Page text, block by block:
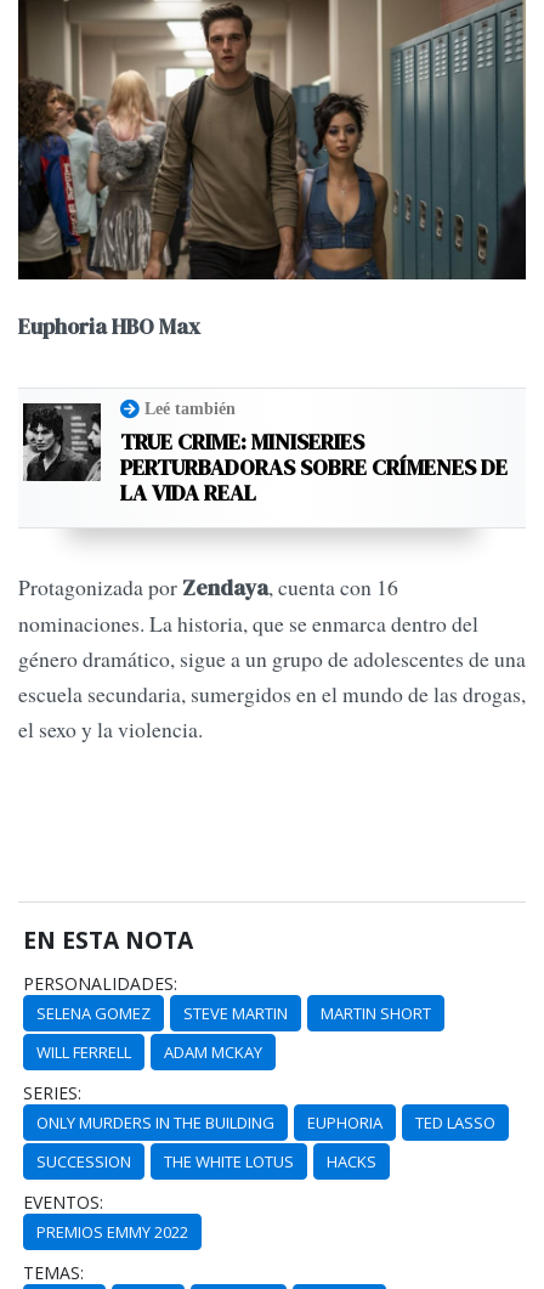
Euphoria HBO Max
Leé también
TRUE CRIME: MINISERIES
PERTURBADORAS SOBRE CRÍMENES DE
LA VIDA REAL
Protagonizada por Zendaya, cuenta con 16
nominaciones. La historia, que se enmarca dentro del
género dramático, sigue a un grupo de adolescentes de una
escuela secundaria, sumergidos en el mundo de las drogas,
el sexo y la violencia.
EN ESTA NOTA
PERSONALIDADES:
SELENA GOMEZ STEVE MARTIN
MARTIN SHORT
WILL FERRELL
ADAM MCKAY
SERIES:
ONLY MURDERS IN THE BUILDING EUPHORIA
TED LASSO
SUCCESSION
THE WHITE LOTUS HACKS
EVENTOS:
PREMIOS EMMY 2022
TEMAS: